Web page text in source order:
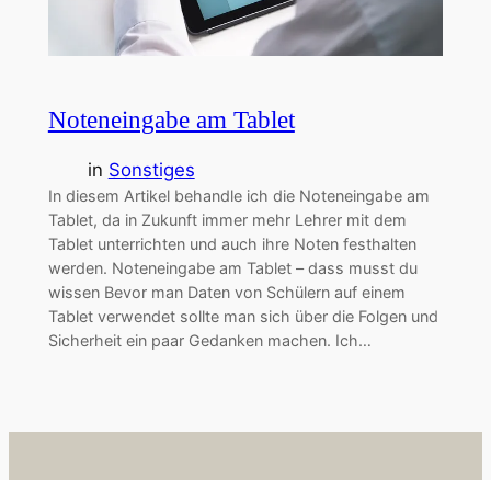
Noteneingabe am Tablet
in Sonstiges
In diesem Artikel behandle ich die Noteneingabe am
Tablet, da in Zukunft immer mehr Lehrer mit dem
Tablet unterrichten und auch ihre Noten festhalten
werden. Noteneingabe am Tablet – dass musst du
wissen Bevor man Daten von Schülern auf einem
Tablet verwendet sollte man sich über die Folgen und
Sicherheit ein paar Gedanken machen. Ich…